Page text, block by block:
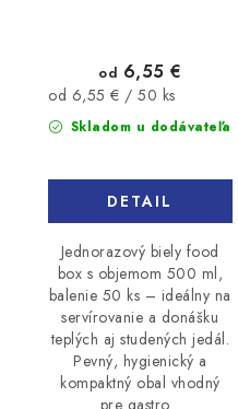
Skladom u dodávateľa
od 6,55 €
Jednotková
cena:
od 6,55 € / 50 ks
DETAIL
Jednorazový biely food
box s objemom 500 ml,
balenie 50 ks – ideálny na
servírovanie a donášku
teplých aj studených jedál.
Pevný, hygienický a
kompaktný obal vhodný
pre gastro...